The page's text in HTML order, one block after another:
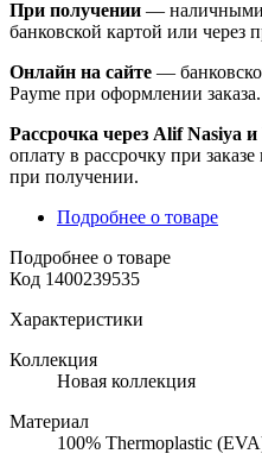
При получении — наличными
банковской картой или через
Онлайн на сайте —
Payme при оформлении заказа.
Рассрочка через Alif Nasiya
оплату в рассрочку при
при получении.
Подробнее о товаре
Подробнее о товаре
Код 1400239535
Характеристики
Коллекция
Новая коллекция
Материал
100% Thermoplastic